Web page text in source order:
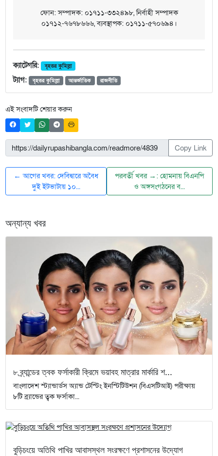
ফোন: সম্পাদক: ০১৭১১-৩৩২৪৯৮, নির্বাহী সম্পাদক
০১৭১২-৭৬৭৮৬৬৬, ব্যবস্থাপক: ০১৭১১-৫৭০৬৯৪।
ক্যাটেগরি: বৃহত্তর কুমিল্লা
ট্যাগ: বৃহত্তর কুমিল্লা আন্তর্জাতিক রাজনীতি
এই সংবাদটি শেয়ার করুন
Copy Link
← আগের খবর: দেবিদ্বারে অবৈধ
দুই ইটভাটায় ১০...
পরবর্তী খবর →: হোমনায় বিএনপি
ও অঙ্গসংগঠনের ব...
অন্যান্য খবর
৮ ব্র্যান্ডের ত্বক ফর্সাকারী ক্রিমে ভয়াবহ মাত্রার মার্কারি শ...
বাংলাদেশ স্ট্যান্ডার্ডস অ্যান্ড টেস্টিং ইনস্টিটিউশন (বিএসটিআই) পরীক্ষায়
৮টি ব্র্যান্ডের ত্বক ফর্সাকা...
বুড়িচংয়ে অতিথি পাখির আবাসস্থল সংরক্ষণে প্রশাসনের উদ্যোগ